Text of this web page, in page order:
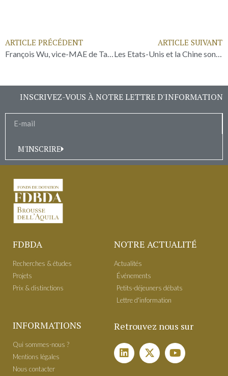
ARTICLE PRÉCÉDENT
François Wu, vice-MAE de Taïwan : « Nous sommes ouverts aux négociations avec la Chine mais sans préconditions » – RFI
ARTICLE SUIVANT
Les Etats-Unis et la Chine sont-ils dépassés par leur propre guerre économique? – Radio France
INSCRIVEZ-VOUS À NOTRE LETTRE D'INFORMATION
M'INSCRIRE
FDBDA
Recherches & études
Projets
Prix & distinctions
NOTRE ACTUALITÉ
Actualités
É​vénements
Petits-déjeuners débats
Lettre d'information
INFORMATIONS
Qui sommes-nous ?
Mentions légales
Nous contacter
Retrouvez nous sur